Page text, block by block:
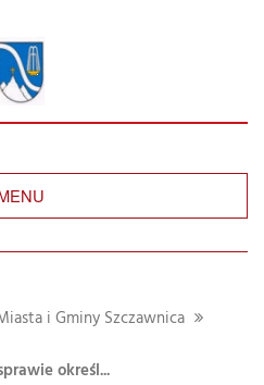
i Gminy Szczawnica
określ...